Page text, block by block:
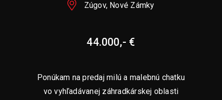
Zúgov, Nové Zámky
44.000,- €
Ponúkam na predaj milú a malebnú chatku
vo vyhľadávanej záhradkárskej oblasti